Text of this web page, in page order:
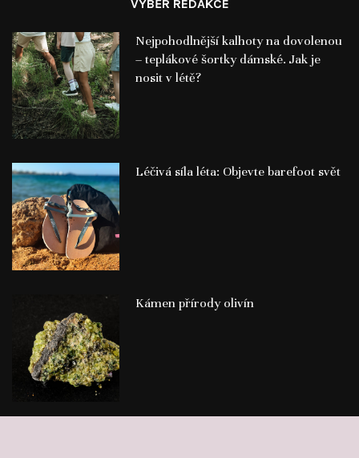
VÝBĚR REDAKCE
Nejpohodlnější kalhoty na dovolenou
– teplákové šortky dámské. Jak je
nosit v létě?
Léčivá síla léta: Objevte barefoot svět
Kámen přírody olivín